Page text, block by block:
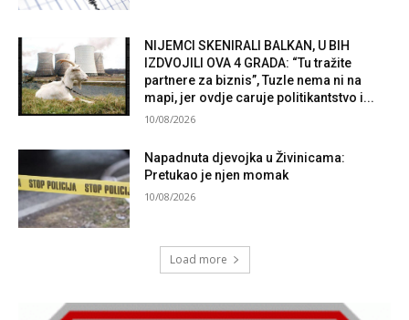
NIJEMCI SKENIRALI BALKAN, U BIH
IZDVOJILI OVA 4 GRADA: “Tu tražite
partnere za biznis”, Tuzle nema ni na
mapi, jer ovdje caruje politikantstvo i...
10/08/2026
Napadnuta djevojka u Živinicama:
Pretukao je njen momak
10/08/2026
Load more